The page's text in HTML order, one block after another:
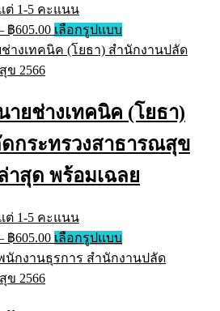
ต่ 1-5 คะแนน
฿605.00Price
range:
฿395.00
เลือกรูปแบบThis
product
has
The
options
may
be
chosen
on
the
ยช่างเทคนิค (โยธา)
กระทรวงสาธารณสุข
าสุด พร้อมเฉลย
ต่ 1-5 คะแนน
฿605.00Price
range:
฿395.00
เลือกรูปแบบThis
product
has